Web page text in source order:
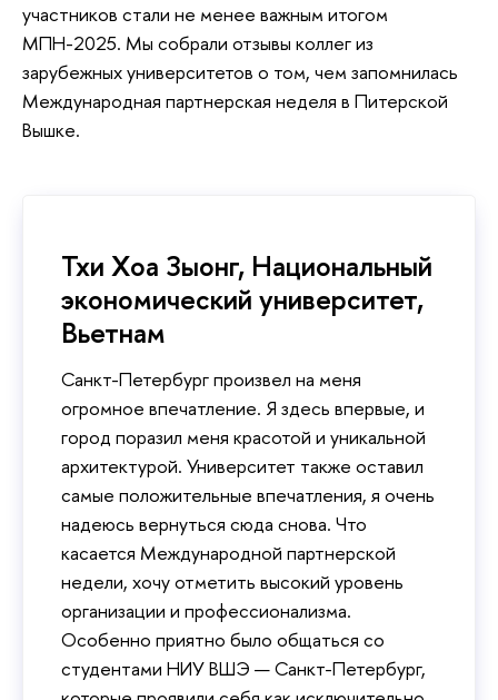
участников стали не менее важным итогом
МПН-2025. Мы собрали отзывы коллег из
зарубежных университетов о том, чем запомнилась
Международная партнерская неделя в Питерской
Вышке.
Тхи Хоа Зыонг, Национальный
экономический университет,
Вьетнам
Санкт-Петербург произвел на меня
огромное впечатление. Я здесь впервые, и
город поразил меня красотой и уникальной
архитектурой. Университет также оставил
самые положительные впечатления, я очень
надеюсь вернуться сюда снова. Что
касается Международной партнерской
недели, хочу отметить высокий уровень
организации и профессионализма.
Особенно приятно было общаться со
студентами НИУ ВШЭ — Санкт-Петербург,